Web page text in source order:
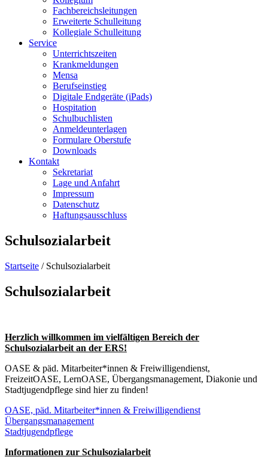
Fachbereichsleitungen
Erweiterte Schulleitung
Kollegiale Schulleitung
Service
Unterrichtszeiten
Krankmeldungen
Mensa
Berufseinstieg
Digitale Endgeräte (iPads)
Hospitation
Schulbuchlisten
Anmeldeunterlagen
Formulare Oberstufe
Downloads
Kontakt
Sekretariat
Lage und Anfahrt
Impressum
Datenschutz
Haftungsausschluss
Schulsozialarbeit
Startseite / Schulsozialarbeit
Schulsozialarbeit
Herzlich willkommen im vielfältigen Bereich der
Schulsozialarbeit an der ERS!
OASE & päd. Mitarbeiter*innen & Freiwilligendienst,
FreizeitOASE, LernOASE, Übergangsmanagement, Diakonie und
Stadtjugendpflege sind hier zu finden!
OASE, päd. Mitarbeiter*innen & Freiwilligendienst
Übergangsmanagement
Stadtjugendpflege
Informationen zur Schulsozialarbeit